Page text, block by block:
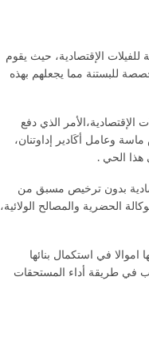
الإقتصادية، حيث يقوم
للبستنة مما يجعلهم بهذه
الذي دفع
وعامل أكَادير إداوتنان،
الحي .
بدون ترخيص مسبق من
الحضرية والمصالح الولائية،
في استكمال بنائها
في طريقة أداء المستحقات